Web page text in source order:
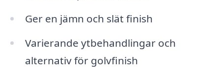
Ger en jämn och slät finish
Varierande ytbehandlingar och
alternativ för golvfinish